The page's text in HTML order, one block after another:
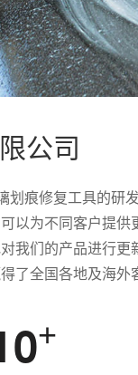
公司
划痕修复工具的研
以为不同客户提供
我们的产品进行
了全国各地及海外
+